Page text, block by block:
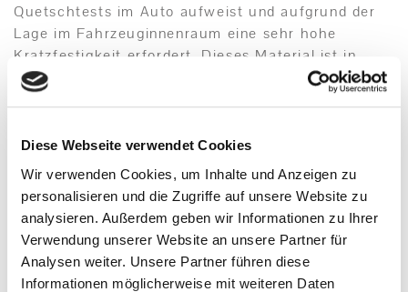
Diese Webseite verwendet Cookies
Wir verwenden Cookies, um Inhalte und Anzeigen zu
personalisieren und die Zugriffe auf unsere Website zu
analysieren. Außerdem geben wir Informationen zu Ihrer
Verwendung unserer Website an unsere Partner für
Analysen weiter. Unsere Partner führen diese
Informationen möglicherweise mit weiteren Daten
Quetschtests im Auto aufweist und aufgrund der
Lage im Fahrzeuginnenraum eine sehr hohe
Kratzfestigkeit erfordert. Dieses Material ist in
natürlicher oder farblich abgestimmter Pelletform
erhältlich.